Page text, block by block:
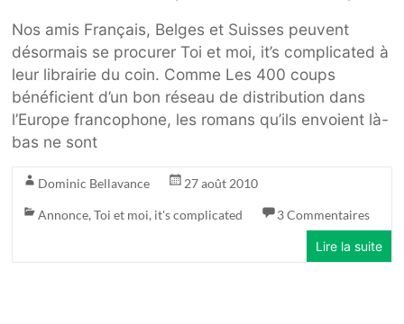
Nos amis Français, Belges et Suisses peuvent
désormais se procurer Toi et moi, it’s complicated à
leur librairie du coin. Comme Les 400 coups
bénéficient d’un bon réseau de distribution dans
l’Europe francophone, les romans qu’ils envoient là-
bas ne sont
Dominic Bellavance 27 août 2010
Annonce,Toi et moi, it's complicated 3 Commentaires
Lire la suite